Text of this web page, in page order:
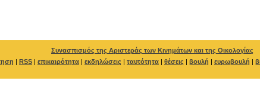
Συνασπισμός της Αριστεράς των Κινημάτων και της Οικολογίας
| RSS | επικαιρότητα | εκδηλώσεις | ταυτότητα | θέσεις | βουλή | ευρωβουλή |